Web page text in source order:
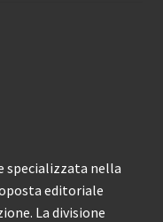
specializzata nella
editoriale
La divisione